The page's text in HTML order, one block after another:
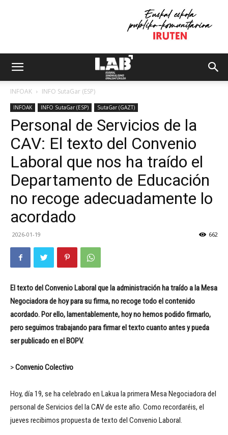
INFOAK INFO SutaGar (ESP)
INFOAK INFO SutaGar (ESP) SutaGar (GAZT)
Personal de Servicios de la
CAV: El texto del Convenio
Laboral que nos ha traído el
Departamento de Educación
no recoge adecuadamente lo
acordado
2026-01-19 662
El texto del Convenio Laboral que la administración ha traído a la Mesa
Negociadora de hoy para su firma, no recoge todo el contenido
acordado. Por ello, lamentablemente, hoy no hemos podido firmarlo,
pero seguimos trabajando para firmar el texto cuanto antes y pueda
ser publicado en el BOPV.
>Convenio Colectivo
Hoy, día 19, se ha celebrado en Lakua la primera Mesa Negociadora del
personal de Servicios del la CAV de este año. Como recordaréis, el
jueves recibimos propuesta de texto del Convenio Laboral.